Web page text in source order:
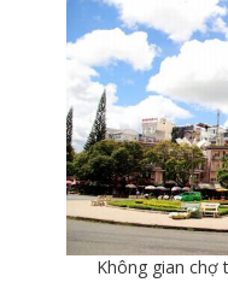
Không gian chợ